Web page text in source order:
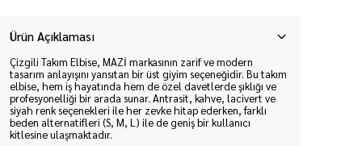
Ürün Açıklaması
Çizgili Takım Elbise, MAZİ markasının zarif ve modern
tasarım anlayışını yansıtan bir üst giyim seçeneğidir. Bu takım
elbise, hem iş hayatında hem de özel davetlerde şıklığı ve
profesyonelliği bir arada sunar. Antrasit, kahve, lacivert ve
siyah renk seçenekleri ile her zevke hitap ederken, farklı
beden alternatifleri (S, M, L) ile de geniş bir kullanıcı
kitlesine ulaşmaktadır.